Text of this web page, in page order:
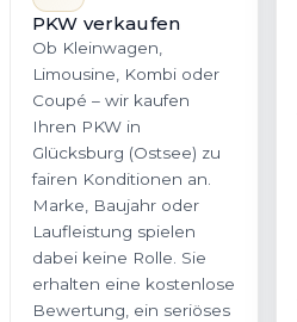
PKW verkaufen
Ob Kleinwagen,
Limousine, Kombi oder
Coupé – wir kaufen
Ihren PKW in
Glücksburg (Ostsee) zu
fairen Konditionen an.
Marke, Baujahr oder
Laufleistung spielen
dabei keine Rolle. Sie
erhalten eine kostenlose
Bewertung, ein seriöses